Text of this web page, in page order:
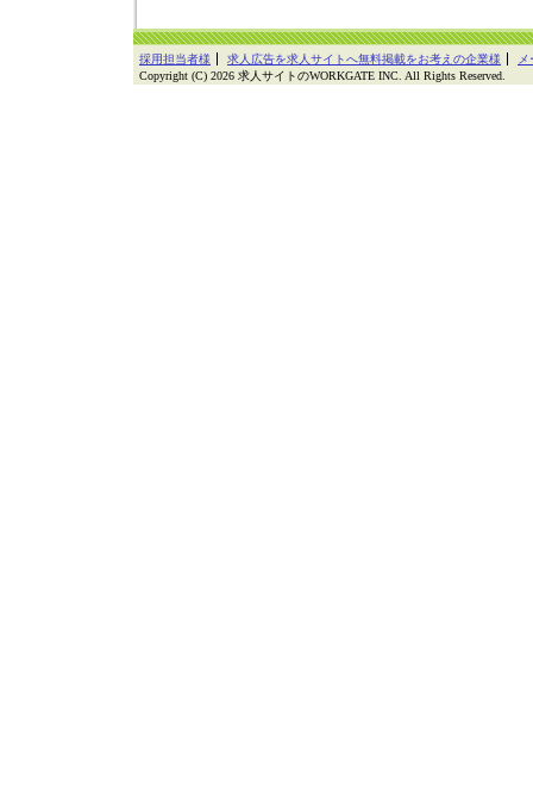
採用担当者様 求人広告を求人サイトへ無料掲載をお考えの企業様
Copyright (C) 2026 求人サイトのWORKGATE INC. All Rights Reserved.